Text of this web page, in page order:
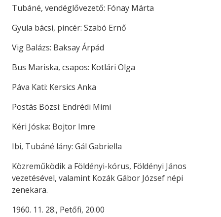
Tubáné, vendéglővezető: Fónay Márta
Gyula bácsi, pincér: Szabó Ernő
Vig Balázs: Baksay Árpád
Bus Mariska, csapos: Kotlári Olga
Páva Kati: Kersics Anka
Postás Bözsi: Endrédi Mimi
Kéri Jóska: Bojtor Imre
Ibi, Tubáné lány: Gál Gabriella
Közreműködik a Földényi-kórus, Földényi János
vezetésével, valamint Kozák Gábor József népi
zenekara.
1960. 11. 28., Petőfi, 20.00